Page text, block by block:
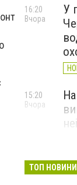
У
16:20
Вчора
15:20
Вчора
ТОП НОВИНИ